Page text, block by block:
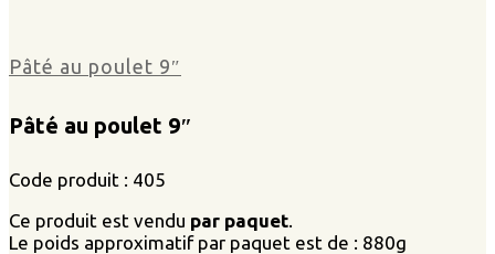
Pâté au poulet 9″
Pâté au poulet 9″
Code produit : 405
Ce produit est vendu par paquet.
Le poids approximatif par paquet est de : 880g